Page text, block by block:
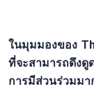
ในมุมมองของ
ที่จะสามารถดึงดู
การมีส่วนร่วมม